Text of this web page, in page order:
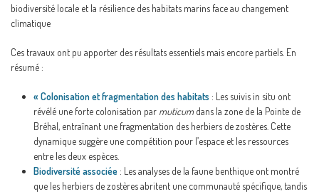
biodiversité locale et la résilience des habitats marins face au changement
climatique
Ces travaux ont pu apporter des résultats essentiels mais encore partiels. En
résumé :
« Colonisation et fragmentation des habitats : Les suivis in situ ont
révélé une forte colonisation par muticumdans la zone de la Pointe de
Bréhal, entraînant une fragmentation des herbiers de zostères. Cette
dynamique suggère une compétition pour l’espace et les ressources
entre les deux espèces.
Biodiversité associée : Les analyses de la faune benthique ont montré
que les herbiers de zostères abritent une communauté spécifique, tandis